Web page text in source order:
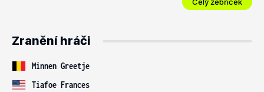
Zranění hráči
Minnen Greetje
Tiafoe Frances